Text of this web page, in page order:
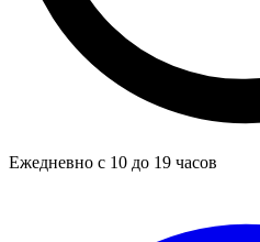
Ежедневно с 10 до 19 часов